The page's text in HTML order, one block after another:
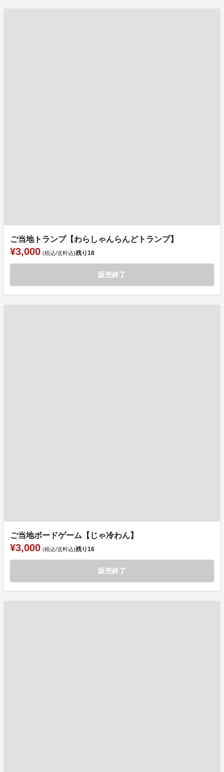
ご当地トランプ【わらしゃんらんどトランプ】
¥3,000 (税込/送料込)残り18
販売終了
ご当地ボードゲーム【じゃ冷わん】
¥3,000 (税込/送料込)残り16
販売終了